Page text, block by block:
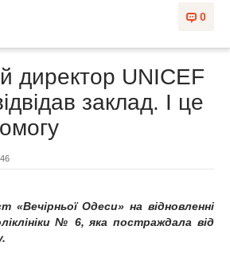
0
директор UNICEF
заклад. І це
«Вечірньої Одеси» на відновленні
№ 6, яка постраждала від